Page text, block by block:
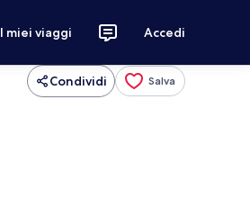
I miei viaggi Accedi
Condividi Salva